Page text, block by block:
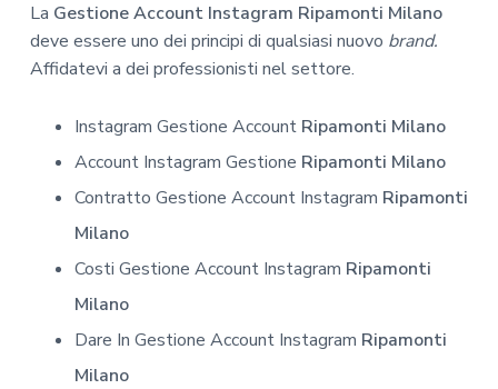
La Gestione Account Instagram Ripamonti Milano
deve essere uno dei principi di qualsiasi nuovo brand.
Affidatevi a dei professionisti nel settore.
Instagram Gestione Account Ripamonti Milano
Account Instagram Gestione Ripamonti Milano
Contratto Gestione Account Instagram Ripamonti
Milano
Costi Gestione Account Instagram Ripamonti
Milano
Dare In Gestione Account Instagram Ripamonti
Milano